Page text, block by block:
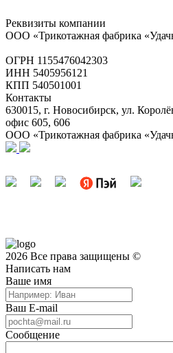
Реквизиты компании
ООО «Трикотажная фабрика
ОГРН 1155476042303
ИНН 5405956121
КПП 540501001
Контакты
630015, г. Новосибирск, ул.
офис 605, 606
ООО «Трикотажная фабрика
2026 Все права защищены ©
Написать нам
Ваше имя
Ваш E-mail
Сообщение